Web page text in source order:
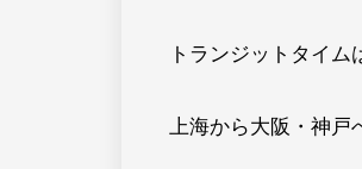
トランジットタイム
上海から大阪・神戸